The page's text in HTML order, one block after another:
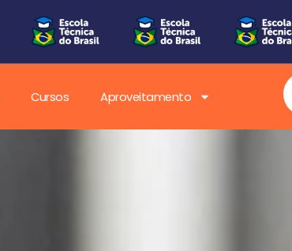
Cursos Aproveitamento